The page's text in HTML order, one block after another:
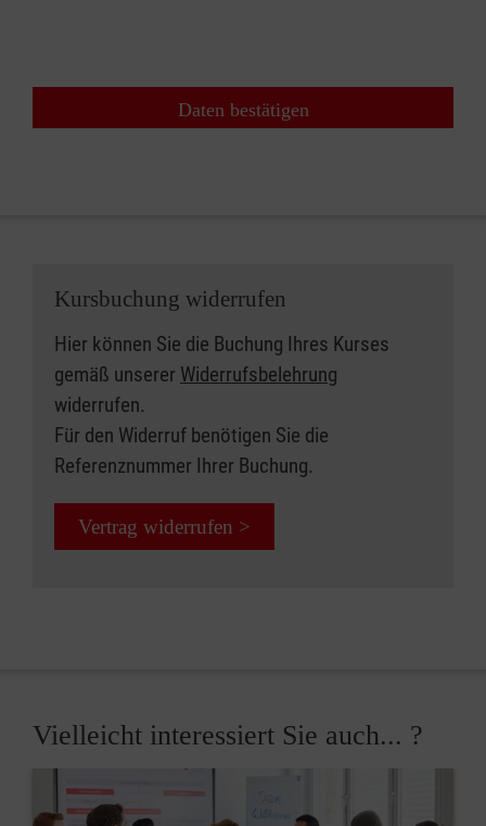
Daten bestätigen
Kursbuchung widerrufen
Hier können Sie die Buchung Ihres Kurses
gemäß unserer Widerrufsbelehrung
widerrufen.
Für den Widerruf benötigen Sie die
Referenznummer Ihrer Buchung.
Vertrag widerrufen >
Vielleicht interessiert Sie auch... ?